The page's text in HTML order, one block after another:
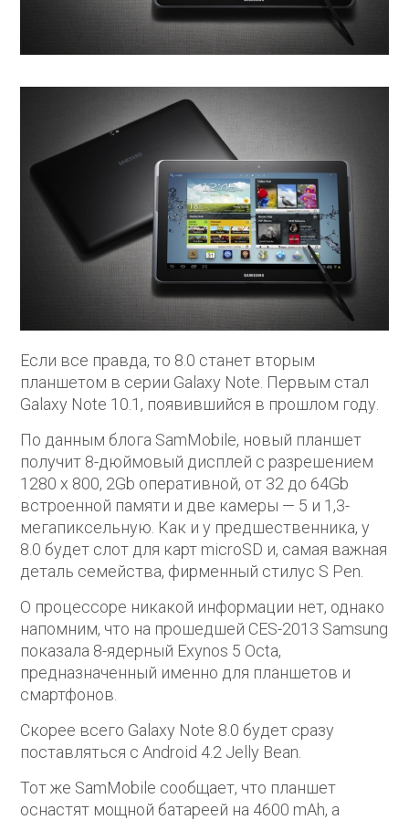
Если все правда, то 8.0 станет вторым
планшетом в серии Galaxy Note. Первым стал
Galaxy Note 10.1, появившийся в прошлом году.
По данным блога SamMobile, новый планшет
получит 8-дюймовый дисплей с разрешением
1280 х 800, 2Gb оперативной, от 32 до 64Gb
встроенной памяти и две камеры — 5 и 1,3-
мегапиксельную. Как и у предшественника, у
8.0 будет слот для карт microSD и, самая важная
деталь семейства, фирменный стилус S Pen.
О процессоре никакой информации нет, однако
напомним, что на прошедшей CES-2013 Samsung
показала 8-ядерный Exynos 5 Octa,
предназначенный именно для планшетов и
смартфонов.
Скорее всего Galaxy Note 8.0 будет сразу
поставляться с Android 4.2 Jelly Bean.
Тот же SamMobile сообщает, что планшет
оснастят мощной батареей на 4600 mAh, а